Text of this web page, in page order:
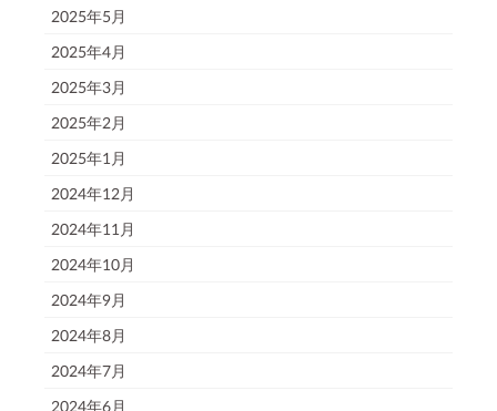
2025年5月
2025年4月
2025年3月
2025年2月
2025年1月
2024年12月
2024年11月
2024年10月
2024年9月
2024年8月
2024年7月
2024年6月